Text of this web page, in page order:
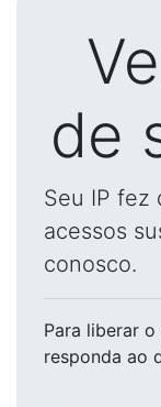
de
Seu IP fez
acessos
conosco.
Para liberar o
responda ao